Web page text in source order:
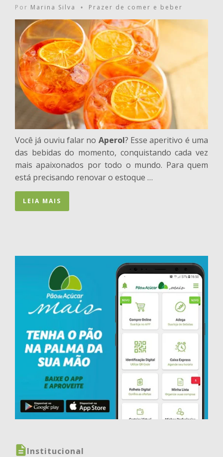
Por Marina Silva • Prazer de comer e beber
Você já ouviu falar no Aperol? Esse aperitivo é uma
das bebidas do momento, conquistando cada vez
mais apaixonados por todo o mundo. Para quem
está precisando renovar o estoque …
LEIA MAIS
Institucional